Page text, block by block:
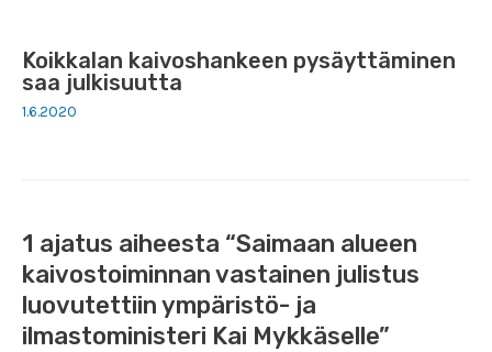
Koikkalan kaivoshankeen pysäyttäminen
saa julkisuutta
1.6.2020
1 ajatus aiheesta “Saimaan alueen
kaivostoiminnan vastainen julistus
luovutettiin ympäristö- ja
ilmastoministeri Kai Mykkäselle”